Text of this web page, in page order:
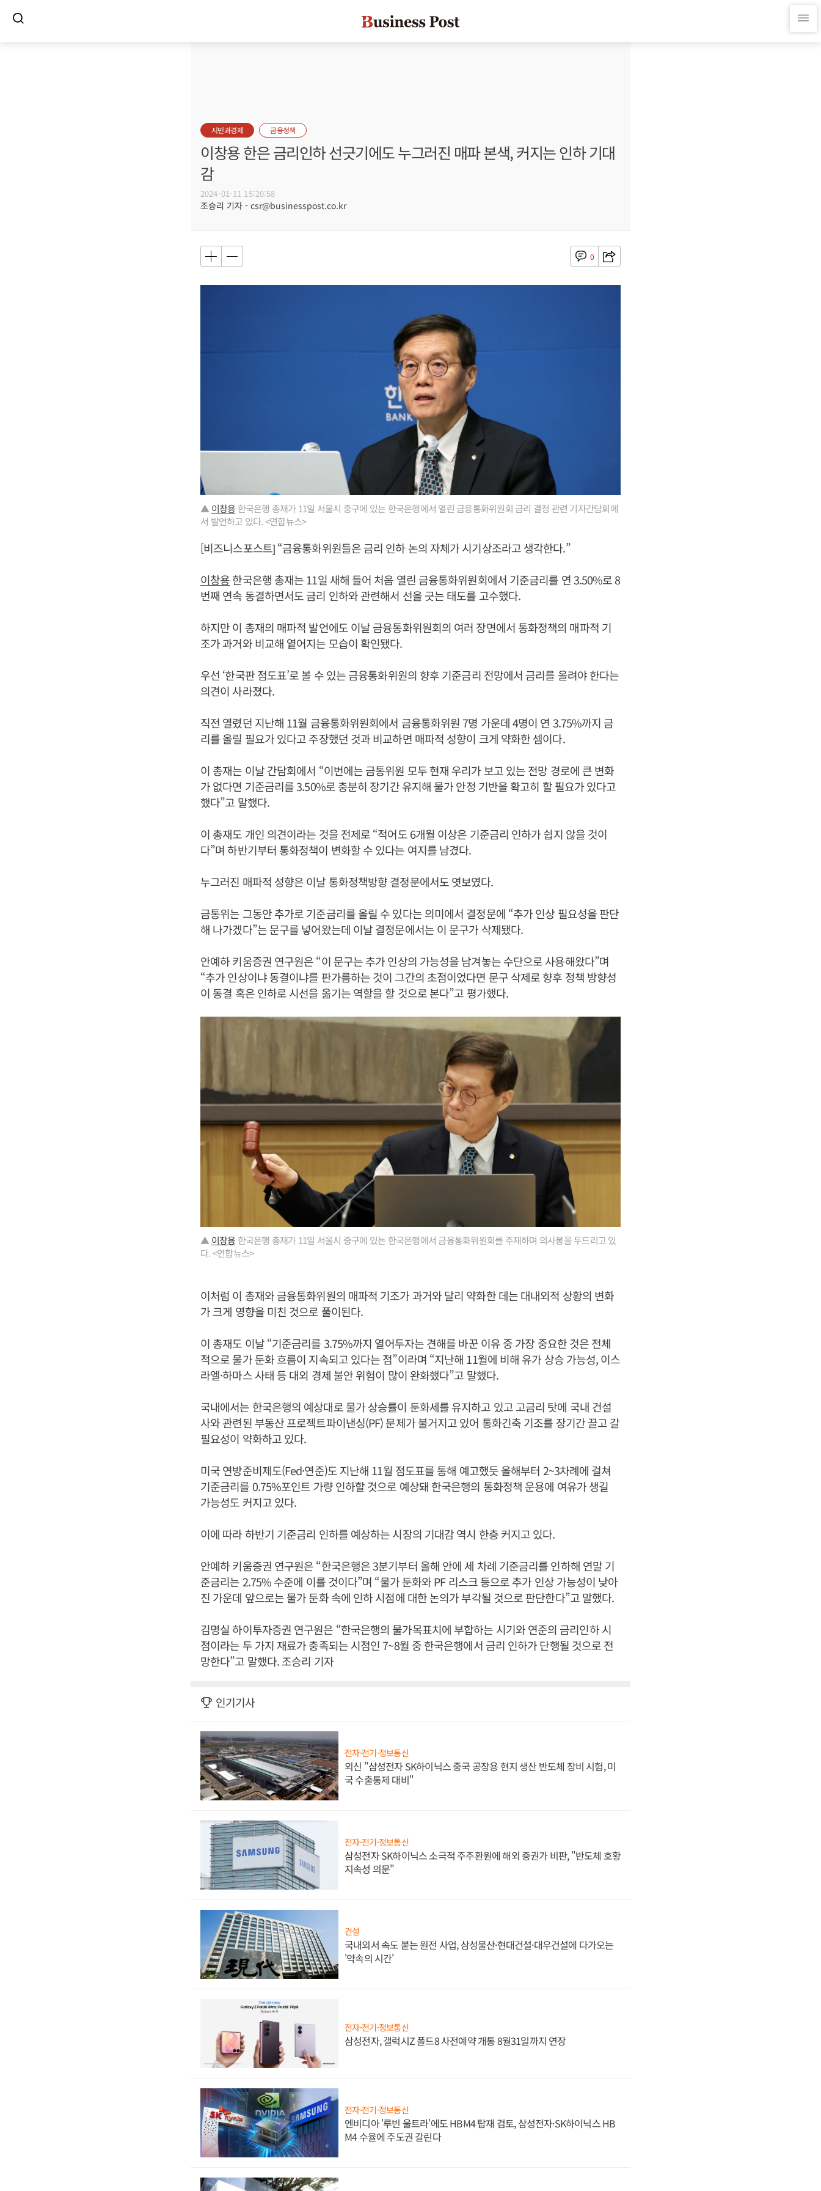
시민과경제 금융정책
이창용 한은 금리인하 선긋기에도 누그러진 매파 본색, 커지는 인하 기대
감
2024-01-11 15:20:58
조승리 기자 - csr@businesspost.co.kr
0
▲ 이창용 한국은행 총재가 11일 서울시 중구에 있는 한국은행에서 열린 금융통화위원회 금리 결정 관련 기자간담회에
서 발언하고 있다. <연합뉴스>
[비즈니스포스트] “금융통화위원들은 금리 인하 논의 자체가 시기상조라고 생각한다.”
이창용한국은행 총재는 11일 새해 들어 처음 열린 금융통화위원회에서 기준금리를 연 3.50%로 8
번째 연속 동결하면서도 금리 인하와 관련해서 선을 긋는 태도를 고수했다.
하지만 이 총재의 매파적 발언에도 이날 금융통화위원회의 여러 장면에서 통화정책의 매파적 기
조가 과거와 비교해 옅어지는 모습이 확인됐다.
우선 ‘한국판 점도표’로 볼 수 있는 금융통화위원의 향후 기준금리 전망에서 금리를 올려야 한다는
의견이 사라졌다.
직전 열렸던 지난해 11월 금융통화위원회에서 금융통화위원 7명 가운데 4명이 연 3.75%까지 금
리를 올릴 필요가 있다고 주장했던 것과 비교하면 매파적 성향이 크게 약화한 셈이다.
이 총재는 이날 간담회에서 “이번에는 금통위원 모두 현재 우리가 보고 있는 전망 경로에 큰 변화
가 없다면 기준금리를 3.50%로 충분히 장기간 유지해 물가 안정 기반을 확고히 할 필요가 있다고
했다”고 말했다.
이 총재도 개인 의견이라는 것을 전제로 “적어도 6개월 이상은 기준금리 인하가 쉽지 않을 것이
다”며 하반기부터 통화정책이 변화할 수 있다는 여지를 남겼다.
누그러진 매파적 성향은 이날 통화정책방향 결정문에서도 엿보였다.
금통위는 그동안 추가로 기준금리를 올릴 수 있다는 의미에서 결정문에 “추가 인상 필요성을 판단
해 나가겠다”는 문구를 넣어왔는데 이날 결정문에서는 이 문구가 삭제됐다.
안예하 키움증권 연구원은 “이 문구는 추가 인상의 가능성을 남겨놓는 수단으로 사용해왔다”며
“추가 인상이냐 동결이냐를 판가름하는 것이 그간의 초점이었다면 문구 삭제로 향후 정책 방향성
이 동결 혹은 인하로 시선을 옮기는 역할을 할 것으로 본다”고 평가했다.
▲ 이창용 한국은행 총재가 11일 서울시 중구에 있는 한국은행에서 금융통화위원회를 주재하며 의사봉을 두드리고 있
다. <연합뉴스>
이처럼 이 총재와 금융통화위원의 매파적 기조가 과거와 달리 약화한 데는 대내외적 상황의 변화
가 크게 영향을 미친 것으로 풀이된다.
이 총재도 이날 “기준금리를 3.75%까지 열어두자는 견해를 바꾼 이유 중 가장 중요한 것은 전체
적으로 물가 둔화 흐름이 지속되고 있다는 점”이라며 “지난해 11월에 비해 유가 상승 가능성, 이스
라엘·하마스 사태 등 대외 경제 불안 위험이 많이 완화했다”고 말했다.
국내에서는 한국은행의 예상대로 물가 상승률이 둔화세를 유지하고 있고 고금리 탓에 국내 건설
사와 관련된 부동산 프로젝트파이낸싱(PF) 문제가 불거지고 있어 통화긴축 기조를 장기간 끌고 갈
필요성이 약화하고 있다.
미국 연방준비제도(Fed·연준)도 지난해 11월 점도표를 통해 예고했듯 올해부터 2~3차례에 걸쳐
기준금리를 0.75%포인트 가량 인하할 것으로 예상돼 한국은행의 통화정책 운용에 여유가 생길
가능성도 커지고 있다.
이에 따라 하반기 기준금리 인하를 예상하는 시장의 기대감 역시 한층 커지고 있다.
안예하 키움증권 연구원은 “한국은행은 3분기부터 올해 안에 세 차례 기준금리를 인하해 연말 기
준금리는 2.75% 수준에 이를 것이다”며 “물가 둔화와 PF 리스크 등으로 추가 인상 가능성이 낮아
진 가운데 앞으로는 물가 둔화 속에 인하 시점에 대한 논의가 부각될 것으로 판단한다”고 말했다.
김명실 하이투자증권 연구원은 “한국은행의 물가목표치에 부합하는 시기와 연준의 금리인하 시
점이라는 두 가지 재료가 충족되는 시점인 7~8월 중 한국은행에서 금리 인하가 단행될 것으로 전
망한다”고 말했다. 조승리 기자
인기기사
전자·전기·정보통신
외신 "삼성전자 SK하이닉스 중국 공장용 현지 생산 반도체 장비 시험, 미
국 수출통제 대비"
전자·전기·정보통신
삼성전자 SK하이닉스 소극적 주주환원에 해외 증권가 비판, "반도체 호황
지속성 의문"
건설
국내외서 속도 붙는 원전 사업, 삼성물산·현대건설·대우건설에 다가오는
'약속의 시간'
전자·전기·정보통신
삼성전자, 갤럭시Z 폴드8 사전예약 개통 8월31일까지 연장
전자·전기·정보통신
엔비디아 '루빈 울트라'에도 HBM4 탑재 검토, 삼성전자·SK하이닉스 HB
M4 수율에 주도권 갈린다